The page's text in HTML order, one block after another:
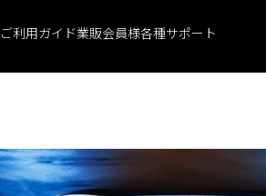
ご利用ガイド業販会員様各種サポート